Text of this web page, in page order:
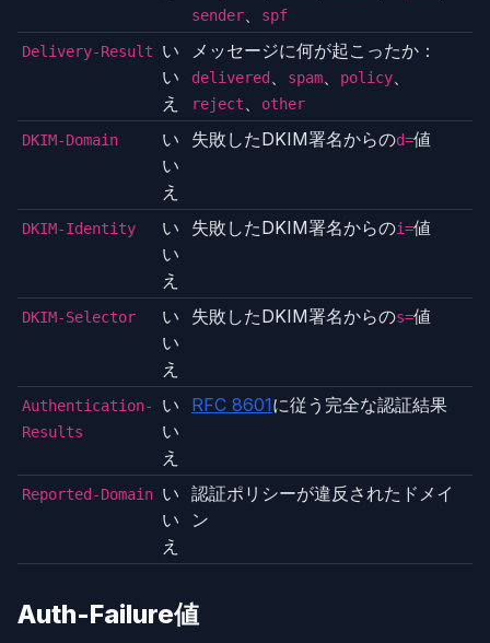
sender spf
Delivery-Result
い
い
え
メッセージに何が起こったか：
delivered spam policy
reject other
DKIM-Domain
い
い
え
失敗したDKIM署名からのd=値
DKIM-Identity
い
い
え
失敗したDKIM署名からのi=値
DKIM-Selector
い
い
え
失敗したDKIM署名からのs=値
Authentication-
Results
い
い
え
RFC 8601に従う完全な認証結果
Reported-Domain い
い
え
認証ポリシーが違反されたドメイ
ン
Auth-Failure値